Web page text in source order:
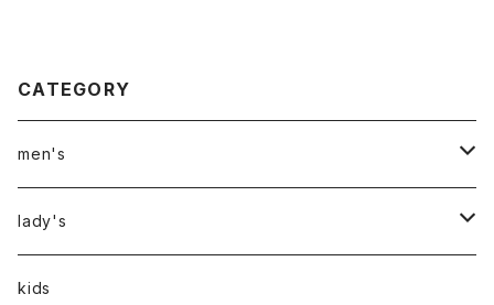
CATEGORY
men's
アウター
トップス
lady's
アウター
kids